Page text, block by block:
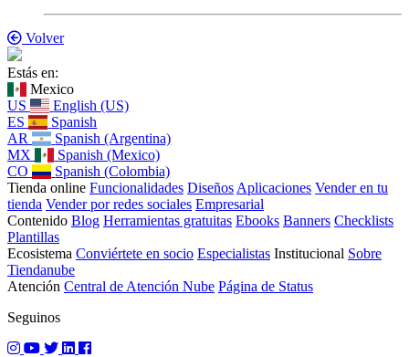
Volver
Estás en:
Mexico
US
English (US)
ES
Spanish
AR
Spanish (Argentina)
MX
Spanish (Mexico)
CO
Spanish (Colombia)
Tienda online Funcionalidades Diseños Aplicaciones Vender en tu
tienda Vender por redes sociales Empresarial
Contenido Blog Herramientas gratuitas Ebooks Banners Checklists
Plantillas
Ecosistema Conviértete en socio Especialistas Institucional Sobre
Tiendanube
Atención Central de Atención Nube Página de Status
Seguinos